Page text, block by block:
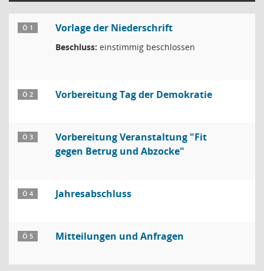
Ö 1 Vorlage der Niederschrift
Beschluss: einstimmig beschlossen
Ö 2 Vorbereitung Tag der Demokratie
Ö 3
Vorbereitung Veranstaltung "Fit
gegen Betrug und Abzocke"
Ö 4 Jahresabschluss
Ö 5 Mitteilungen und Anfragen